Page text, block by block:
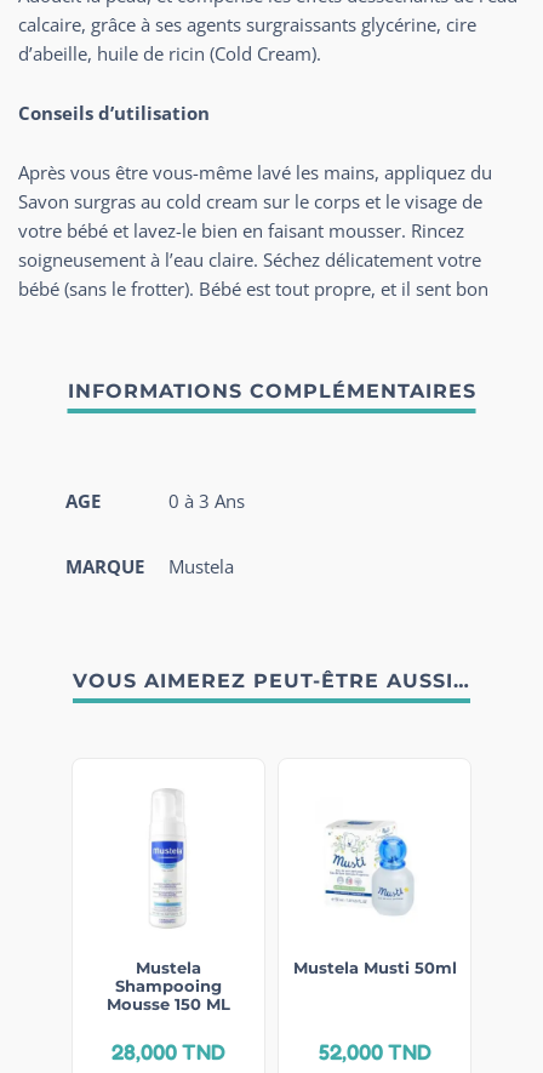
calcaire, grâce à ses agents surgraissants glycérine, cire
d’abeille, huile de ricin (Cold Cream).
Conseils d’utilisation
Après vous être vous-même lavé les mains, appliquez du
Savon surgras au cold cream sur le corps et le visage de
votre bébé et lavez-le bien en faisant mousser. Rincez
soigneusement à l’eau claire. Séchez délicatement votre
bébé (sans le frotter). Bébé est tout propre, et il sent bon
AGE 0 à 3 Ans
MARQUE Mustela
VOUS AIMEREZ PEUT-ÊTRE AUSSI…
Mustela
Shampooing
Mousse 150 ML
28,000TND
Mustela Musti 50ml
52,000TND